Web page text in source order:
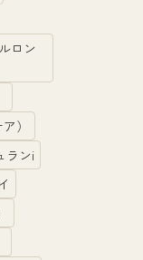
ロン
）
ランi